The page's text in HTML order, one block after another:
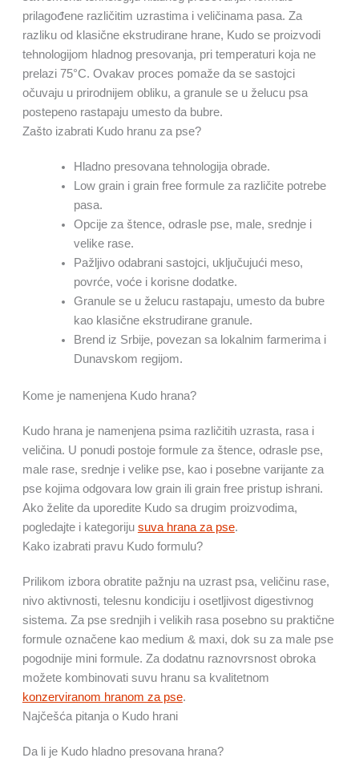
prilagođene različitim uzrastima i veličinama pasa. Za
razliku od klasične ekstrudirane hrane, Kudo se proizvodi
tehnologijom hladnog presovanja, pri temperaturi koja ne
prelazi 75°C. Ovakav proces pomaže da se sastojci
očuvaju u prirodnijem obliku, a granule se u želucu psa
postepeno rastapaju umesto da bubre.
Zašto izabrati Kudo hranu za pse?
Hladno presovana tehnologija obrade.
Low grain i grain free formule za različite potrebe
pasa.
Opcije za štence, odrasle pse, male, srednje i
velike rase.
Pažljivo odabrani sastojci, uključujući meso,
povrće, voće i korisne dodatke.
Granule se u želucu rastapaju, umesto da bubre
kao klasične ekstrudirane granule.
Brend iz Srbije, povezan sa lokalnim farmerima i
Dunavskom regijom.
Kome je namenjena Kudo hrana?
Kudo hrana je namenjena psima različitih uzrasta, rasa i
veličina. U ponudi postoje formule za štence, odrasle pse,
male rase, srednje i velike pse, kao i posebne varijante za
pse kojima odgovara low grain ili grain free pristup ishrani.
Ako želite da uporedite Kudo sa drugim proizvodima,
pogledajte i kategoriju suva hrana za pse.
Kako izabrati pravu Kudo formulu?
Prilikom izbora obratite pažnju na uzrast psa, veličinu rase,
nivo aktivnosti, telesnu kondiciju i osetljivost digestivnog
sistema. Za pse srednjih i velikih rasa posebno su praktične
formule označene kao medium & maxi, dok su za male pse
pogodnije mini formule. Za dodatnu raznovrsnost obroka
možete kombinovati suvu hranu sa kvalitetnom
konzerviranom hranom za pse.
Najčešća pitanja o Kudo hrani
Da li je Kudo hladno presovana hrana?